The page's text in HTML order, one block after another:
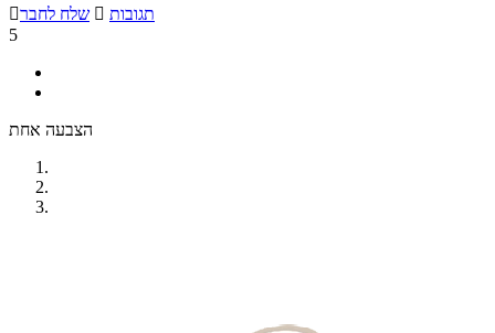
שלח לחבר  תגובות
5
הצבעה אחת